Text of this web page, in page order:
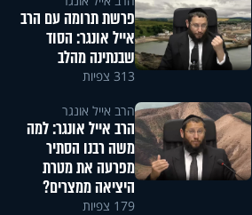
פרשת תרומה עם הרב
אייל אונגר: הסוד
שבנתינה מהלב
313 צפיות
הרב אייל אונגר
הרב אייל אונגר: למה
משה רבנו הסתיר
מפרעה את מטרת
היציאה ממצרים?
179 צפיות